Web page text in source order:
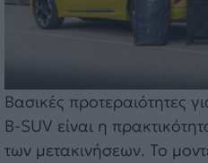
Βασικές προτεραιότητες
B-SUV είναι η
των μετακινήσεων. Το